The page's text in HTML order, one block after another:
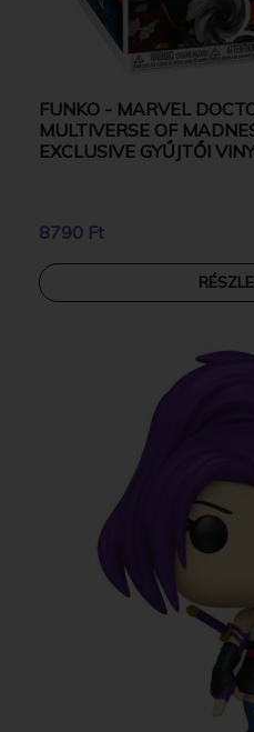
FUNKO - MARVEL
MULTIVERSE OF
EXCLUSIVE GYŰJTŐI
8790 Ft